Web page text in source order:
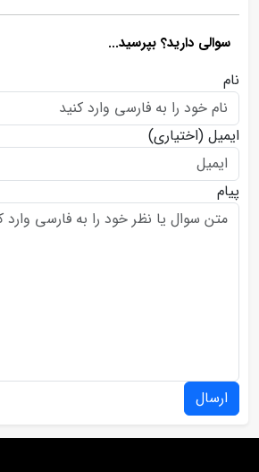
سوالی دارید؟ بپرسید...
نام
ایمیل (اختیاری)
پیام
ارسال